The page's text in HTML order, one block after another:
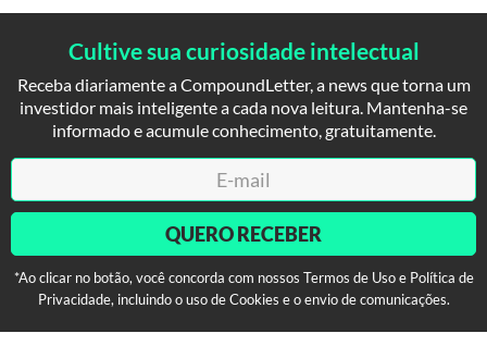
Cultive sua curiosidade intelectual
Receba diariamente a CompoundLetter, a news que torna um
investidor mais inteligente a cada nova leitura. Mantenha-se
informado e acumule conhecimento, gratuitamente.
QUERO RECEBER
*Ao clicar no botão, você concorda com nossos Termos de Uso e Política de
Privacidade, incluindo o uso de Cookies e o envio de comunicações.